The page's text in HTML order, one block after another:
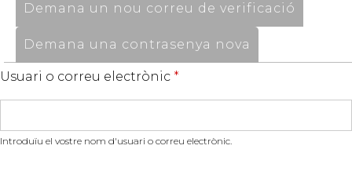
Demana un nou correu de verificació
Demana una contrasenya nova
Usuari o correu electrònic *
Introduïu el vostre nom d'usuari o correu electrònic.